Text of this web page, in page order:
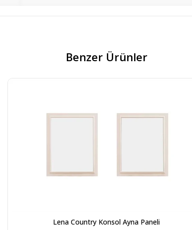
Benzer Ürünler
Lena Country Konsol Ayna Paneli